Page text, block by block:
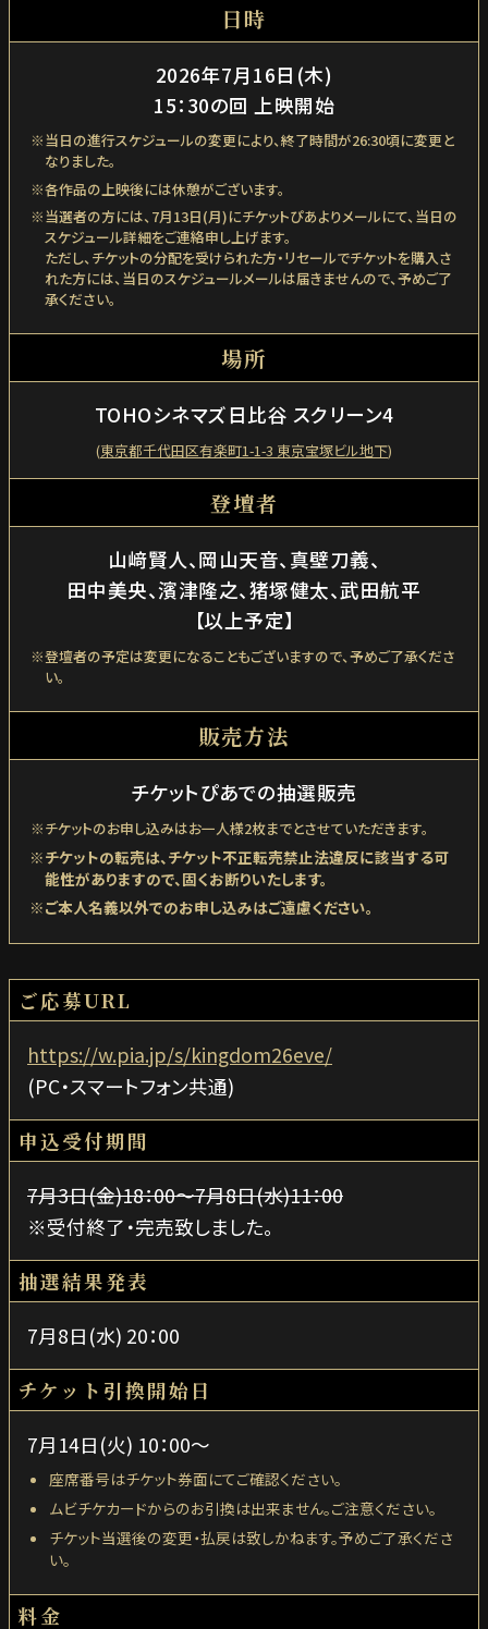
日時
2026年7月16日(木)
15：30の回 上映開始
当日の進行スケジュールの変更により、終了時間が26:30頃に変更と
なりました。
各作品の上映後には休憩がございます。
当選者の方には、7月13日(月)にチケットぴあよりメールにて、当日の
スケジュール詳細をご連絡申し上げます。
ただし、チケットの分配を受けられた方・リセールでチケットを購入さ
れた方には、当日のスケジュールメールは届きませんので、予めご了
承ください。
場所
TOHOシネマズ日比谷 スクリーン4
(東京都千代田区有楽町1-1-3 東京宝塚ビル地下)
登壇者
山﨑賢人、岡山天音、真壁刀義、
田中美央、濱津隆之、猪塚健太、武田航平
【以上予定】
登壇者の予定は変更になることもございますので、予めご了承くださ
い。
販売方法
チケットぴあでの抽選販売
チケットのお申し込みはお一人様2枚までとさせていただきます。
チケットの転売は、チケット不正転売禁止法違反に該当する可
能性がありますので、固くお断りいたします。
ご本人名義以外でのお申し込みはご遠慮ください。
ご応募URL
https://w.pia.jp/s/kingdom26eve/
(PC・スマートフォン共通)
申込受付期間
7月3日(金)18：00～7月8日(水)11：00
※受付終了・完売致しました。
抽選結果発表
7月8日(水) 20：00
チケット引換開始日
7月14日(火) 10：00～
座席番号はチケット券面にてご確認ください。
ムビチケカードからのお引換は出来ません。ご注意ください。
チケット当選後の変更・払戻は致しかねます。予めご了承くださ
い。
料金